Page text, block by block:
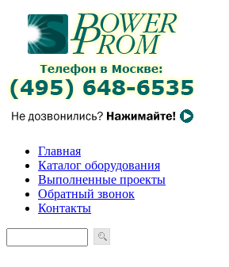
Главная
Каталог оборудования
Выполненные проекты
Обратный звонок
Контакты